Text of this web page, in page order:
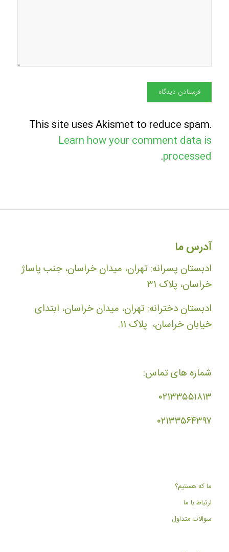
This site uses Akismet to reduce spam.
Learn how your comment data is
processed
.
آدرس ما
ادبستان پسرانه: تهران، میدان خراسان، جنب پاساژ
خراسان، پلاک ۳۱
ادبستان دخترانه: تهران، میدان خراسان، ابتدای
خیابان خراسان، پلاک ۱۱.
شماره های تماس:
۰۲۱۳۳۵۵۱۸۱۳
۰۲۱۳۳۵۶۴۳۹۷
ما که هستیم؟
ارتباط با ما
سوالات متداول